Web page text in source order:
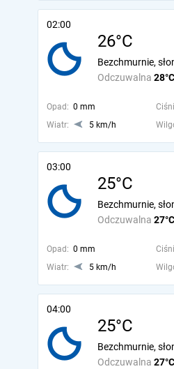
02:00
26°C
Odczuwalna 28°C
Bezchmurnie,
Opad: 0 mm
Wiatr:
5 km/h
03:00
25°C
Odczuwalna 27°C
Bezchmurnie,
Opad: 0 mm
Wiatr:
5 km/h
04:00
25°C
Odczuwalna 27°C
Bezchmurnie,